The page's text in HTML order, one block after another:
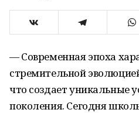
— Современная эпоха
стремительной
что создает уникальные
поколения. Сегодня